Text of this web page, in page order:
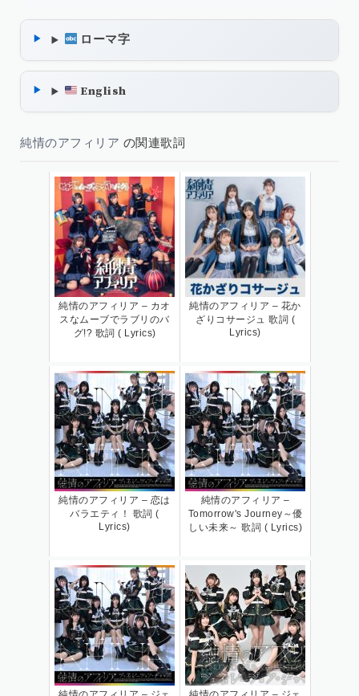
ローマ字
English
純情のアフィリア の関連歌詞
純情のアフィリア – カオ
スなムーブでラブリのバ
グ!? 歌詞 ( Lyrics)
純情のアフィリア – 花か
ざりコサージュ 歌詞 (
Lyrics)
純情のアフィリア – 恋は
バラエティ！ 歌詞 (
Lyrics)
純情のアフィリア –
Tomorrow's Journey～優
しい未来～ 歌詞 ( Lyrics)